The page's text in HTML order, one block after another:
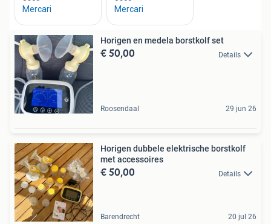
Horigen en medela borstkolf set
€ 50,00 Details
Roosendaal 29 jun 26
Horigen dubbele elektrische borstkolf
met accessoires
€ 50,00 Details
Barendrecht 20 jul 26